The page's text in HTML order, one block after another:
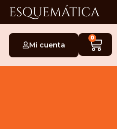
Mi cuenta
0